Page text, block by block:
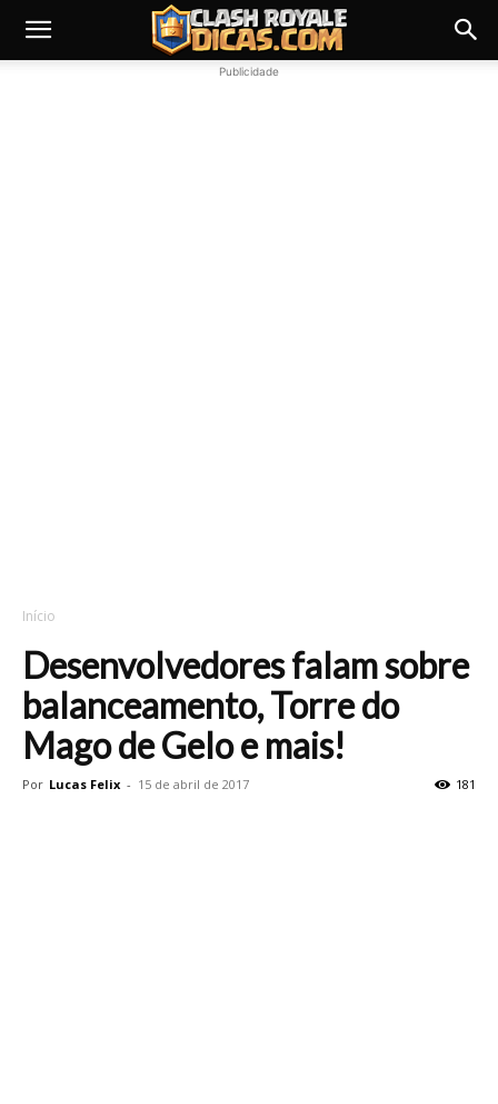
Publicidade
Início
Desenvolvedores falam sobre
balanceamento, Torre do
Mago de Gelo e mais!
Por Lucas Felix - 15 de abril de 2017 181